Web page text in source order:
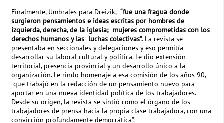
Finalmente, Umbrales para Dreizik, “fue una fragua donde
surgieron pensamientos e ideas escritas por hombres de
izquierda, derecha, de la iglesia; mujeres comprometidas con los
derechos humanos y las luchas colectivas”. La revista se
presentaba en seccionales y delegaciones y eso permitía
desarrollar su laboral cultural y política. Le dio extensión
territorial, presencia provincial y un desarrollo único a la
organización. Le rindo homenaje a esa comisión de los años 90,
que trabajó en la redacción de un pensamiento nuevo para
aportar en una nueva identidad política de los trabajadores.
Desde su origen, la revista se sintió como el órgano de los
trabajadores de prensa hacia la propia clase trabajadora, con una
convicción profundamente democrática”.